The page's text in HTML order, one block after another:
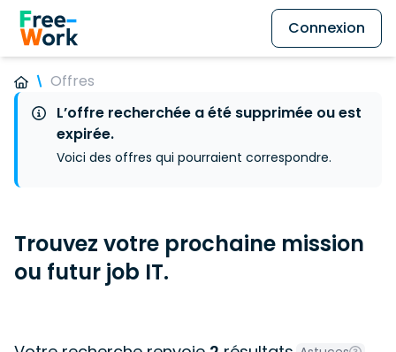
Connexion
Offres
L’offre recherchée a été supprimée ou est
expirée.
Voici des offres qui pourraient correspondre.
Trouvez votre prochaine mission
ou futur job IT.